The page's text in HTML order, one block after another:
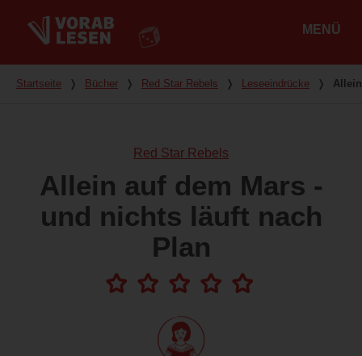
MENÜ
Du bist hier
Startseite ❭ Bücher ❭ Red Star Rebels ❭ Leseeindrücke ❭
Red Star Rebels
Allein auf dem Mars -
und nichts läuft nach
Plan